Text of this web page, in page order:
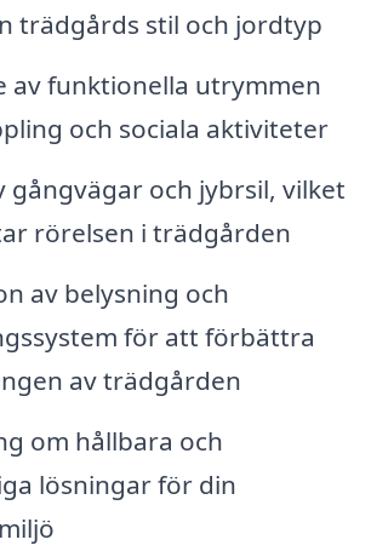
trädgårds stil och jordtyp
av funktionella utrymmen
och sociala aktiviteter
gångvägar och jybrsil, vilket
rörelsen i trädgården
av belysning och
för att förbättra
av trädgården
om hållbara och
lösningar för din